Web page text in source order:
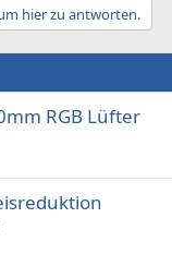
hier zu antworten.
RGB Lüfter